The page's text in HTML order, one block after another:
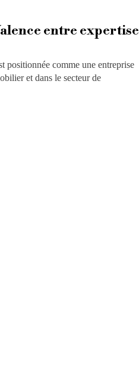
entre expertise
positionnée comme une entreprise
et dans le secteur de